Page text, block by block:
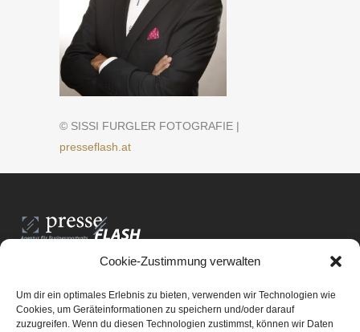
Cookie-Zustimmung verwalten
Um dir ein optimales Erlebnis zu bieten, verwenden wir Technologien wie
Cookies, um Geräteinformationen zu speichern und/oder darauf
zuzugreifen. Wenn du diesen Technologien zustimmst, können wir Daten
© SISSI FURGLER FOTOGRAFIE |
presseflash.at
PresseFlash e.U.
8061 St. Radegund bei Graz